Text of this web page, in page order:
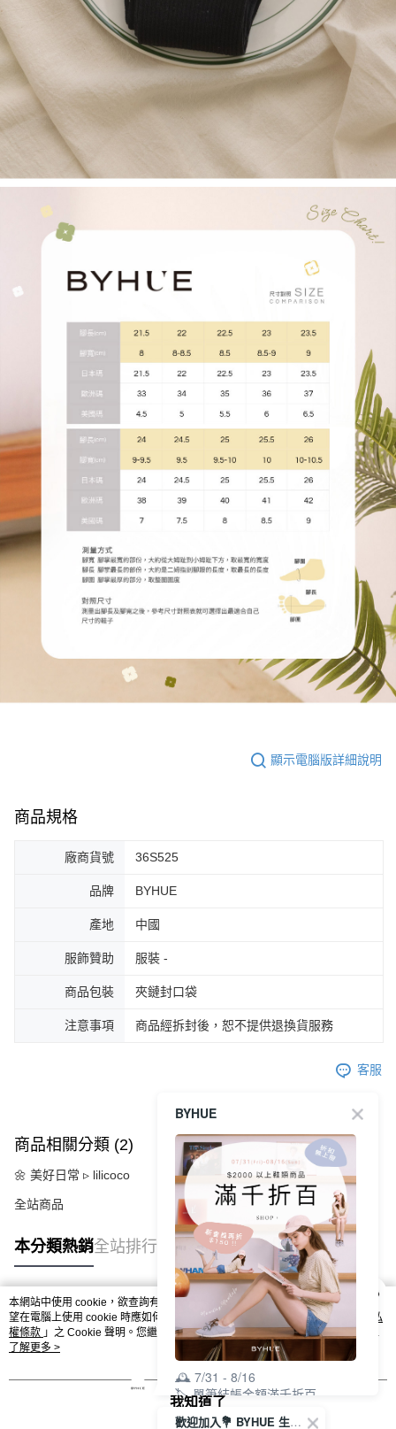
顯示電腦版詳細說明
商品規格
廠商貨號 36S525
品牌 BYHUE
產地 中國
服飾贊助 服裝 -
商品包裝 夾鏈封口袋
注意事項 商品經拆封後，恕不提供退換貨服務
客服
商品相關分類 (2)
🌼 美好日常 ▹ lilicoco
全站商品
本分類熱銷全站排行
熱門標籤
本網站中使用 cookie，欲查詢有關本網站使用 cookie 方式之詳情，及若您不希
望在電腦上使用 cookie 時應如何變更電腦的 cookie 設定，請參閱本網站「
隱私
權條款 」之 Cookie 聲明。您繼續使用本網站即表示您同意本公司得按本網站使
用條款之 Cookie 聲明使用 cookie。
了解更多 >
我知道了
BYHUE
🕰️ 7/31 - 8/16
🏷️ 單筆結帳金額滿千折百
( $2000 以上鞋款適用 )
歡迎加入💐 BYHUE 生活圈